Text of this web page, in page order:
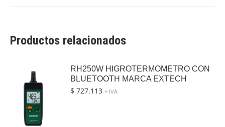
Productos relacionados
RH250W HIGROTERMOMETRO CON
BLUETOOTH MARCA EXTECH
$ 727.113 + IVA